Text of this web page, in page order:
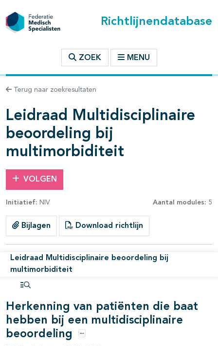
Richtlijnendatabase
ZOEK MENU
Terug naar zoekresultaten
Leidraad Multidisciplinaire
beoordeling bij
multimorbiditeit
VOLGEN
Initiatief: NIV Aantal modules: 5
Bijlagen Download richtlijn
Leidraad Multidisciplinaire beoordeling bij
multimorbiditeit
Herkenning van patiënten die baat
hebben bij een multidisciplinaire
beoordeling
Opties